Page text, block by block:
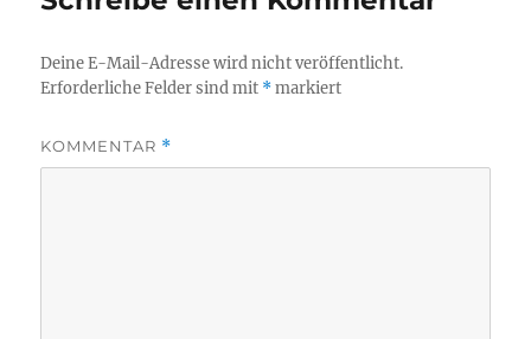
Deine E-Mail-Adresse wird nicht veröffentlicht.
Erforderliche Felder sind mit *markiert
KOMMENTAR *